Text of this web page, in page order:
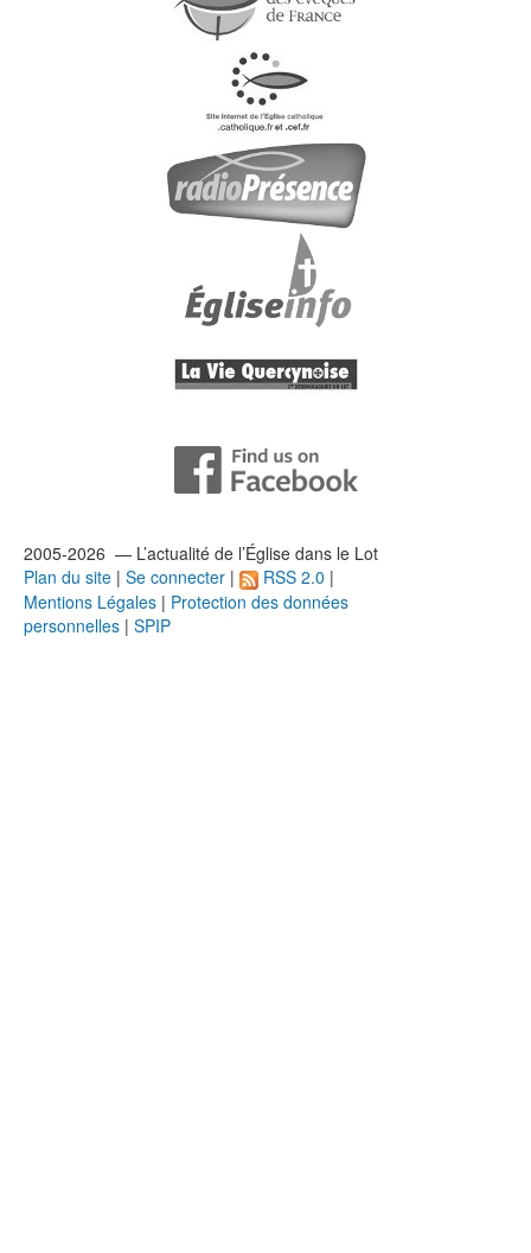
2005-2026 — L’actualité de l’Église dans le Lot
Plan du site | Se connecter | RSS 2.0 |
Mentions Légales | Protection des données
personnelles | SPIP